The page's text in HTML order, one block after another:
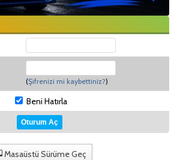
(Şifrenizi mi kaybettiniz?)
Beni Hatırla
Masaüstü Sürüme Geç